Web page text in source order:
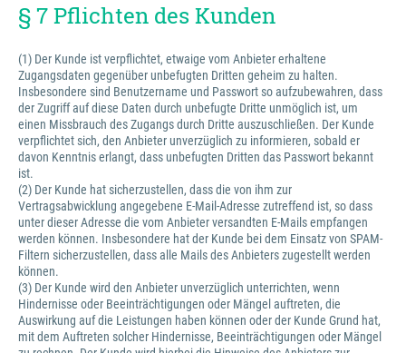
§ 7 Pflichten des Kunden
(1) Der Kunde ist verpflichtet, etwaige vom Anbieter erhaltene
Zugangsdaten gegenüber unbefugten Dritten geheim zu halten.
Insbesondere sind Benutzername und Passwort so aufzubewahren, dass
der Zugriff auf diese Daten durch unbefugte Dritte unmöglich ist, um
einen Missbrauch des Zugangs durch Dritte auszuschließen. Der Kunde
verpflichtet sich, den Anbieter unverzüglich zu informieren, sobald er
davon Kenntnis erlangt, dass unbefugten Dritten das Passwort bekannt
ist.
(2) Der Kunde hat sicherzustellen, dass die von ihm zur
Vertragsabwicklung angegebene E-Mail-Adresse zutreffend ist, so dass
unter dieser Adresse die vom Anbieter versandten E-Mails empfangen
werden können. Insbesondere hat der Kunde bei dem Einsatz von SPAM-
Filtern sicherzustellen, dass alle Mails des Anbieters zugestellt werden
können.
(3) Der Kunde wird den Anbieter unverzüglich unterrichten, wenn
Hindernisse oder Beeinträchtigungen oder Mängel auftreten, die
Auswirkung auf die Leistungen haben können oder der Kunde Grund hat,
mit dem Auftreten solcher Hindernisse, Beeinträchtigungen oder Mängel